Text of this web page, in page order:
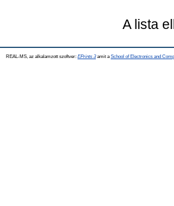
A lista
REAL-MS, az alkalamzott szoftver: EPrints 3amit a School of Electronics and